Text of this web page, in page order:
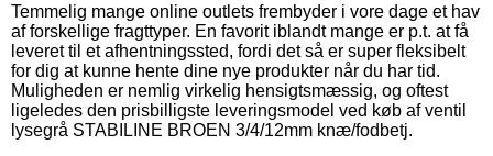
Temmelig mange online outlets frembyder i vore dage et hav
af forskellige fragttyper. En favorit iblandt mange er p.t. at få
leveret til et afhentningssted, fordi det så er super fleksibelt
for dig at kunne hente dine nye produkter når du har tid.
Muligheden er nemlig virkelig hensigtsmæssig, og oftest
ligeledes den prisbilligste leveringsmodel ved køb af ventil
lysegrå STABILINE BROEN 3/4/12mm knæ/fodbetj.